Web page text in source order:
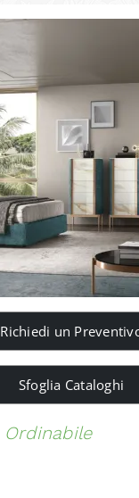
Richiedi un
Sfoglia Cataloghi
Ordinabile